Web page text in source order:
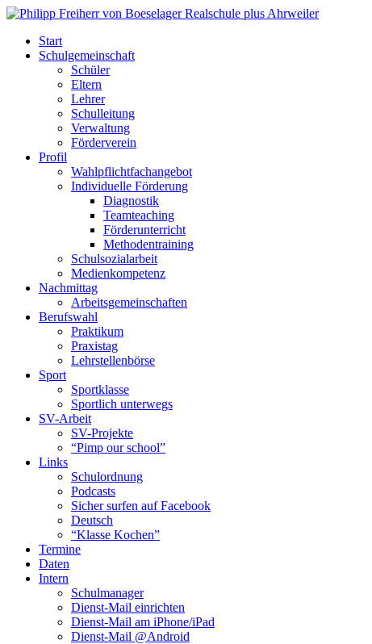
Start
Schulgemeinschaft
Schüler
Eltern
Lehrer
Schulleitung
Verwaltung
Förderverein
Profil
Wahlpflichtfachangebot
Individuelle Förderung
Diagnostik
Teamteaching
Förderunterricht
Methodentraining
Schulsozialarbeit
Medienkompetenz
Nachmittag
Arbeitsgemeinschaften
Berufswahl
Praktikum
Praxistag
Lehrstellenbörse
Sport
Sportklasse
Sportlich unterwegs
SV-Arbeit
SV-Projekte
“Pimp our school”
Links
Schulordnung
Podcasts
Sicher surfen auf Facebook
Deutsch
“Klasse Kochen”
Termine
Daten
Intern
Schulmanager
Dienst-Mail einrichten
Dienst-Mail am iPhone/iPad
Dienst-Mail @Android